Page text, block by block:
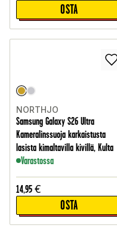
OSTA
NORTHJO
Samsung Galaxy S26 Ultra
Kameralinssuoja karkaistusta
lasista kimaltavilla kivillä, Kulta
Varastossa
14,95 €
OSTA